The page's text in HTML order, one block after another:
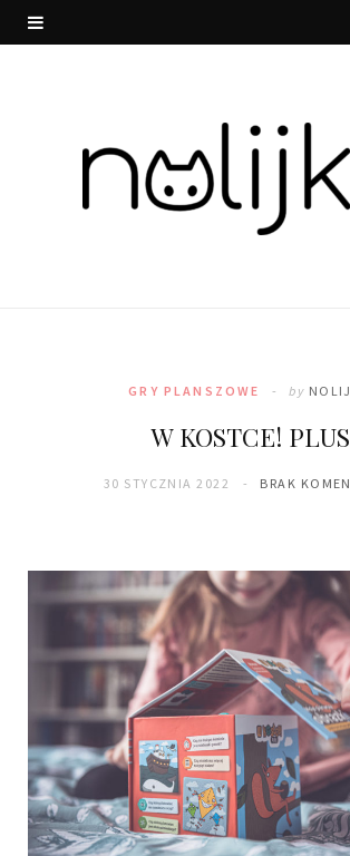
GRY PLANSZOWE by
W KOSTCE! PLUS
30 STYCZNIA 2022 BRAK